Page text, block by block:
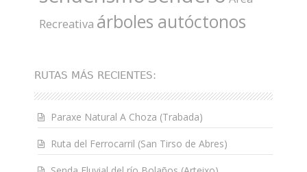
Recreativa árboles autóctonos
RUTAS MÁS RECIENTES:
Paraxe Natural A Choza (Trabada)
Ruta del Ferrocarril (San Tirso de Abres)